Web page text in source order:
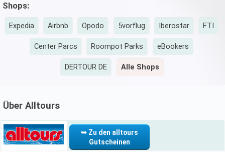
Shops:
Expedia Airbnb Opodo 5vorflug Iberostar FTI
Center Parcs Roompot Parks eBookers
DERTOUR DE Alle Shops
Über Alltours
➥ Zu den alltours
Gutscheinen